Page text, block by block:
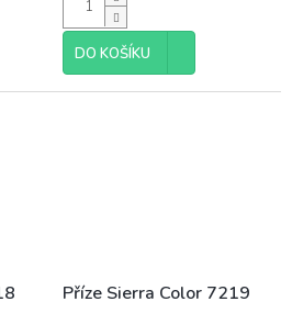
DO KOŠÍKU
Příze Sierra Color 7219